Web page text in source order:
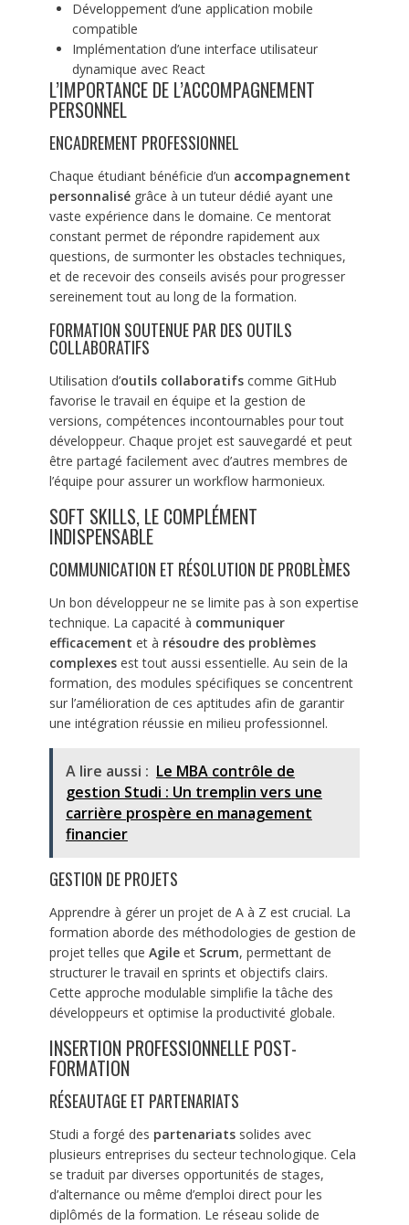
Développement d’une application mobile
compatible
Implémentation d’une interface utilisateur
dynamique avec React
L’IMPORTANCE DE L’ACCOMPAGNEMENT
PERSONNEL
ENCADREMENT PROFESSIONNEL
Chaque étudiant bénéficie d’un accompagnement
personnaliségrâce à un tuteur dédié ayant une
vaste expérience dans le domaine. Ce mentorat
constant permet de répondre rapidement aux
questions, de surmonter les obstacles techniques,
et de recevoir des conseils avisés pour progresser
sereinement tout au long de la formation.
FORMATION SOUTENUE PAR DES OUTILS
COLLABORATIFS
Utilisation d’outils collaboratifscomme GitHub
favorise le travail en équipe et la gestion de
versions, compétences incontournables pour tout
développeur. Chaque projet est sauvegardé et peut
être partagé facilement avec d’autres membres de
l’équipe pour assurer un workflow harmonieux.
SOFT SKILLS, LE COMPLÉMENT
INDISPENSABLE
COMMUNICATION ET RÉSOLUTION DE PROBLÈMES
Un bon développeur ne se limite pas à son expertise
technique. La capacité à communiquer
efficacement et à résoudre des problèmes
complexesest tout aussi essentielle. Au sein de la
formation, des modules spécifiques se concentrent
sur l’amélioration de ces aptitudes afin de garantir
une intégration réussie en milieu professionnel.
A lire aussi : Le MBA contrôle de
gestion Studi : Un tremplin vers une
carrière prospère en management
financier
GESTION DE PROJETS
Apprendre à gérer un projet de A à Z est crucial. La
formation aborde des méthodologies de gestion de
projet telles que Agileet Scrum, permettant de
structurer le travail en sprints et objectifs clairs.
Cette approche modulable simplifie la tâche des
développeurs et optimise la productivité globale.
INSERTION PROFESSIONNELLE POST-
FORMATION
RÉSEAUTAGE ET PARTENARIATS
Studi a forgé des partenariatssolides avec
plusieurs entreprises du secteur technologique. Cela
se traduit par diverses opportunités de stages,
d’alternance ou même d’emploi direct pour les
diplômés de la formation. Le réseau solide de